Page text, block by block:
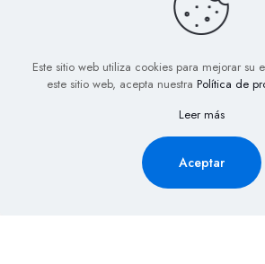
Solicita Información
recibe la cotización
evento al
Este sitio web utiliza cookies para mejorar su
este sitio web, acepta nuestra Política de
Leer más
Aceptar